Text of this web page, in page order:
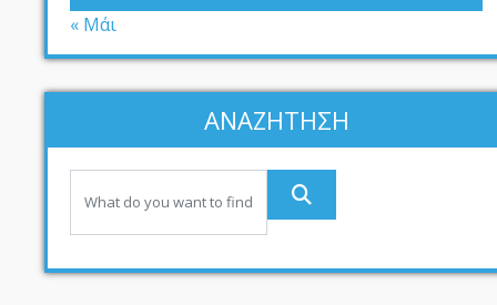
« Μάι
ΑΝΑΖΗΤΗΣΗ